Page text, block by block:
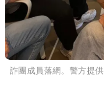
詐團成員落網。警方提供